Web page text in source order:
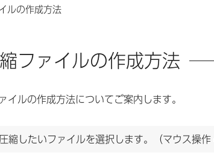
ルの作成方法
ファイルの作成方法
イルの作成方法についてご案内します。
圧縮したいファイルを選択します。（マウス操